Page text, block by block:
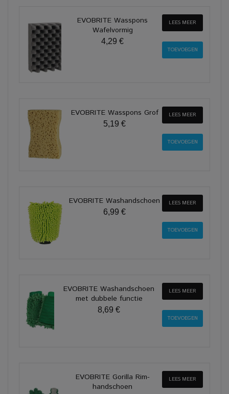
EVOBRITE Wasspons
Wafelvormig
4,29 €
LEES MEER
EVOBRITE Wasspons Grof
5,19 €
LEES MEER
EVOBRITE Washandschoen
6,99 €
LEES MEER
EVOBRITE Washandschoen
met dubbele functie
8,69 €
LEES MEER
EVOBRITE Gorilla Rim-
handschoen
LEES MEER